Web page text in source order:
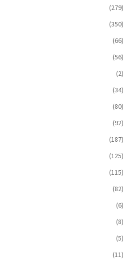
(279)
(350)
(66)
(56)
(2)
(34)
(80)
(92)
(187)
(125)
(115)
(82)
(6)
(8)
(5)
(11)